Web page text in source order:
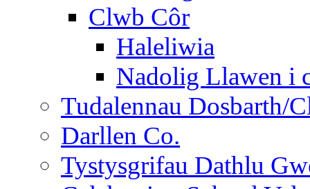
Clwb Côr
Haleliwia
Nadolig Llawen i
Tudalennau Dosbarth/
Darllen Co.
Tystysgrifau Dathlu